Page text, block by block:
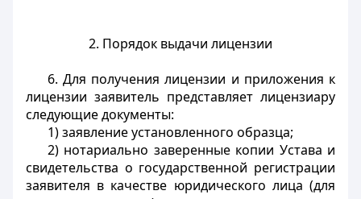
2. Порядок выдачи лицензии
6. Для получения лицензии и приложения к
лицензии заявитель представляет лицензиару
следующие документы:
1) заявление установленного образца;
2) нотариально заверенные копии Устава и
свидетельства о государственной регистрации
заявителя в качестве юридического лица (для